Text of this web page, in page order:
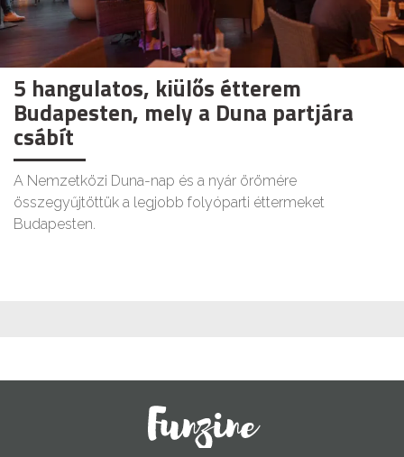
5 hangulatos, kiülős étterem
Budapesten, mely a Duna partjára
csábít
A Nemzetközi Duna-nap és a nyár örömére
összegyűjtöttük a legjobb folyóparti éttermeket
Budapesten.